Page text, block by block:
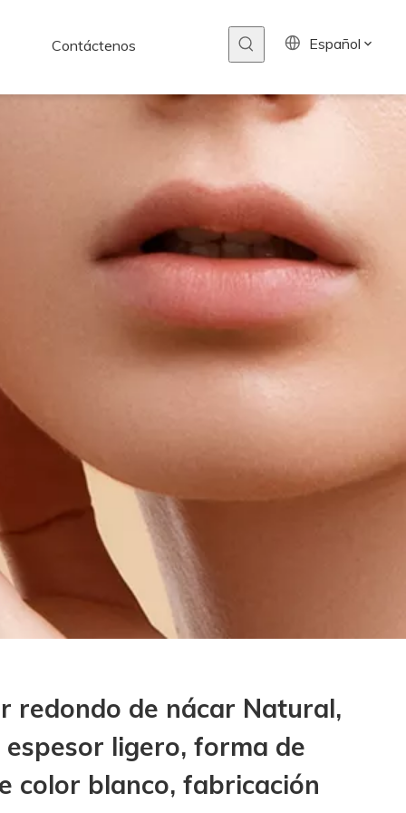
Contáctenos Español
redondo de nácar Natural,
ligero, forma de
color blanco, fabricación